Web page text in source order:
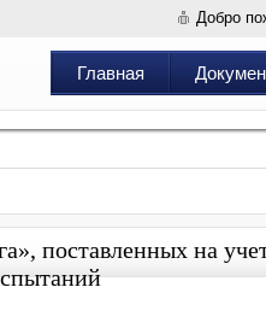
Добро
Главная
поставленных на